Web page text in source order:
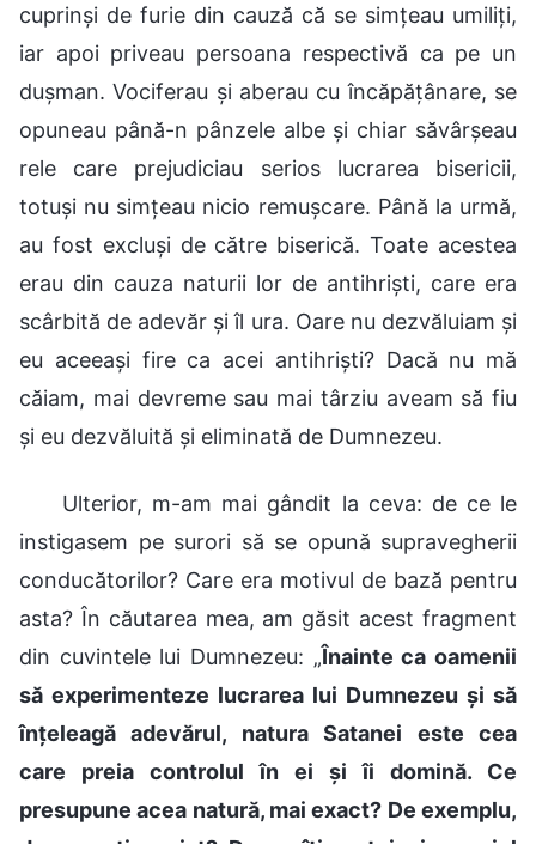
cuprinși de furie din cauză că se simțeau umiliți,
iar apoi priveau persoana respectivă ca pe un
dușman. Vociferau și aberau cu încăpățânare, se
opuneau până-n pânzele albe și chiar săvârșeau
rele care prejudiciau serios lucrarea bisericii,
totuși nu simțeau nicio remușcare. Până la urmă,
au fost excluși de către biserică. Toate acestea
erau din cauza naturii lor de antihriști, care era
scârbită de adevăr și îl ura. Oare nu dezvăluiam și
eu aceeași fire ca acei antihriști? Dacă nu mă
căiam, mai devreme sau mai târziu aveam să fiu
și eu dezvăluită și eliminată de Dumnezeu.
Ulterior, m-am mai gândit la ceva: de ce le
instigasem pe surori să se opună supravegherii
conducătorilor? Care era motivul de bază pentru
asta? În căutarea mea, am găsit acest fragment
din cuvintele lui Dumnezeu: „Înainte ca oamenii
să experimenteze lucrarea lui Dumnezeu și să
înțeleagă adevărul, natura Satanei este cea
care preia controlul în ei și îi domină. Ce
presupune acea natură, mai exact? De exemplu,